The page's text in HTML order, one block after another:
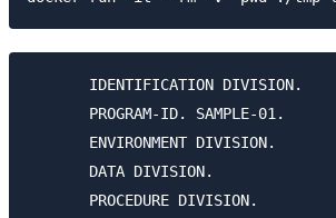
       IDENTIFICATION DIVISION.
       PROGRAM-ID. SAMPLE-01.
       ENVIRONMENT DIVISION.
       DATA DIVISION.
       PROCEDURE DIVISION.